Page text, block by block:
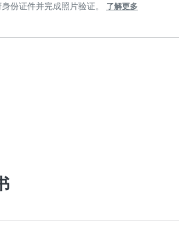
份证件并完成照片验证。 了解更多